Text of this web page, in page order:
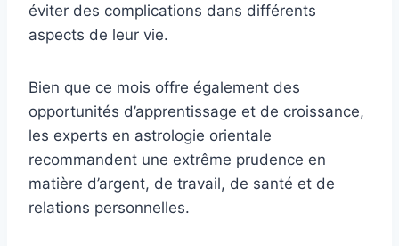
éviter des complications dans différents
aspects de leur vie.
Bien que ce mois offre également des
opportunités d’apprentissage et de croissance,
les experts en astrologie orientale
recommandent une extrême prudence en
matière d’argent, de travail, de santé et de
relations personnelles.